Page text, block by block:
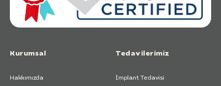
Kurumsal
Hakkımızda
Tedavilerimiz
İmplant Tedavisi